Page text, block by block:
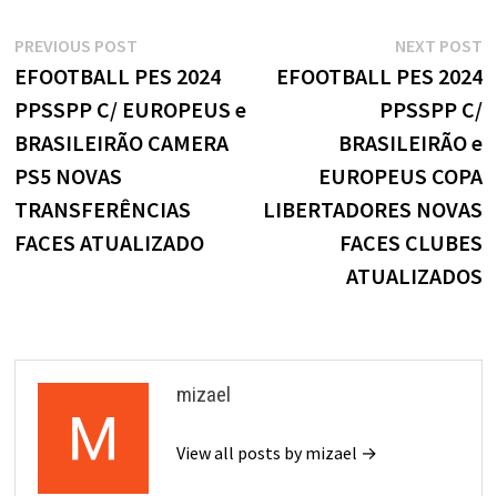
Navegação
de
Post
PREVIOUS POSTPrevious
post:
EFOOTBALL PES 2024
PPSSPP C/ EUROPEUS e
BRASILEIRÃO CAMERA
PS5 NOVAS
TRANSFERÊNCIAS
FACES ATUALIZADO
NEXT POST
EFOOTBALL PES 2024
PPSSPP C/
BRASILEIRÃO e
EUROPEUS COPA
LIBERTADORES NOVAS
FACES CLUBES
ATUALIZADOS
mizael
View all posts by mizael →